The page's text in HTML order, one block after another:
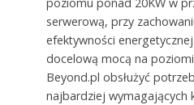
serwerową, przy
efektywności
docelową mocą na
Beyond.pl obsłużyć
najbardziej wymagających